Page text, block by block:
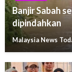
Banjir Sabah
dipindahkan
Malaysia News